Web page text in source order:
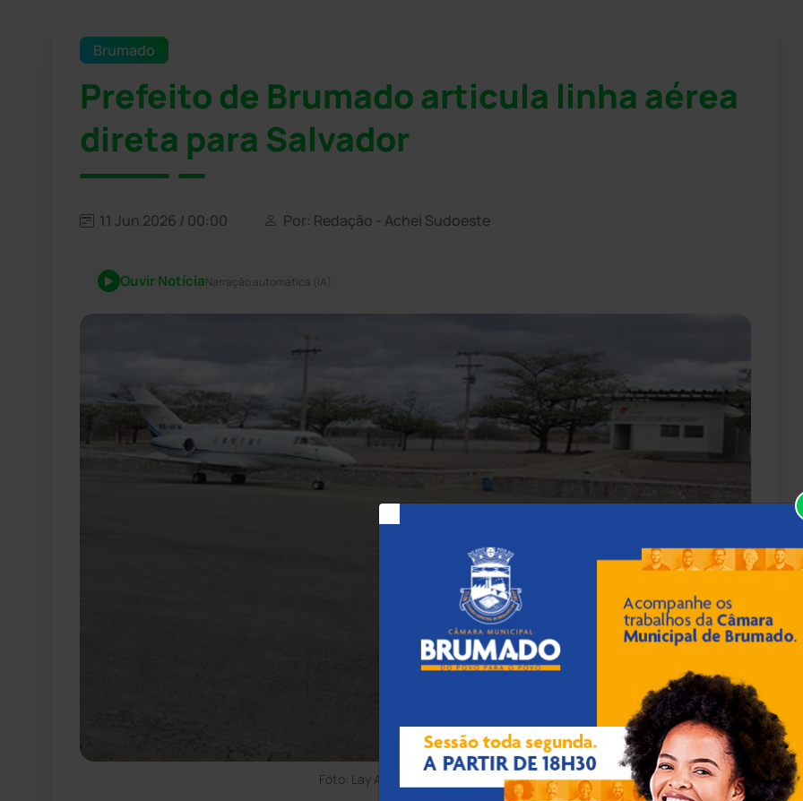
Brumado
Prefeito de Brumado articula linha aérea
direta para Salvador
11 Jun 2026 / 00:00 Por: Redação - Achei Sudoeste
Ouvir NotíciaNarração automática (IA)
Foto: Lay Amorim/Achei Sudoeste